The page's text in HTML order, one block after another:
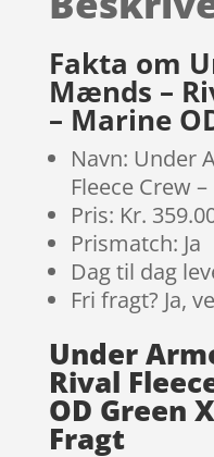
ømmels
er
Fakta om
Mænds –
– Marine
Navn: Under
Fleece Crew
Pris: Kr.
Prismatch: Ja
Dag til dag
Fri fragt? Ja,
Under
Rival
OD Green
Fragt